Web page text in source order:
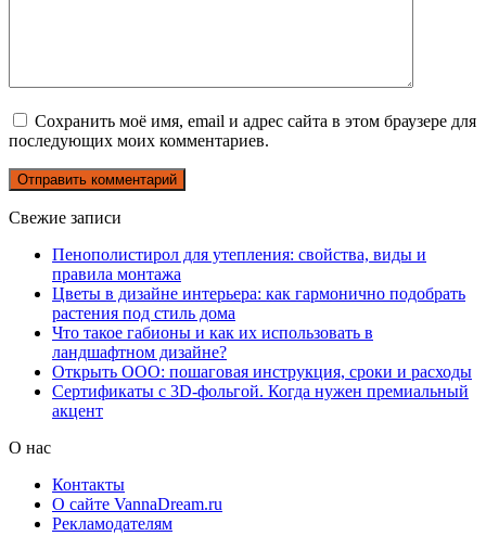
Сохранить моё имя, email и адрес сайта в этом браузере для
последующих моих комментариев.
Свежие записи
Пенополистирол для утепления: свойства, виды и
правила монтажа
Цветы в дизайне интерьера: как гармонично подобрать
растения под стиль дома
Что такое габионы и как их использовать в
ландшафтном дизайне?
Открыть ООО: пошаговая инструкция, сроки и расходы
Сертификаты с 3D-фольгой. Когда нужен премиальный
акцент
О нас
Контакты
О сайте VannaDream.ru
Рекламодателям